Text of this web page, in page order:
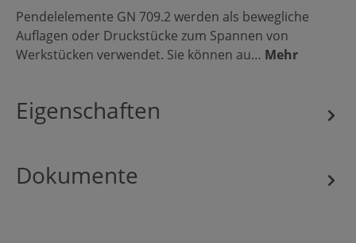
Pendelelemente GN 709.2 werden als bewegliche
Auflagen oder Druckstücke zum Spannen von
Werkstücken verwendet. Sie können au… Mehr
Eigenschaften
Dokumente